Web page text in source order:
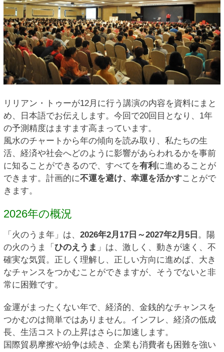
リリアン・トゥーが12月に行う講演の内容を資料にまと
め、日本語でお伝えします。今回で20回目となり、1年
の予測精度はますます高まっています。
風水のチャートから年の傾向を読み取り、私たちの生
活、経済や社会へどのように影響があらわれるかを事前
に知ることができるので、すべてを有利 に進めることが
できます。計画的に不運を避け、幸運を活かすことがで
きます。
2026年の概況
「火のうま年」は、 2026年2月17日～2027年2月5日 。陽
の火のうま「 ひのえうま 」は、激しく、動きが速く、不
確実な気質。正しく理解し、正しい方向に進めば、大き
なチャンスをつかむことができますが、そうでないと非
常に困難です。
金運がまったくない年で、経済的、金銭的なチャンスを
つかむのは簡単ではありません。インフレ、経済の低成
長、生活コストの上昇はさらに加速します。
国際貿易摩擦や紛争は続き、企業も消費者も困難を強い